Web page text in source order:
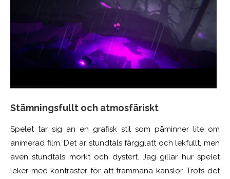
Stämningsfullt och atmosfäriskt
Spelet tar sig an en grafisk stil som påminner lite om
animerad film. Det är stundtals färgglatt och lekfullt, men
även stundtals mörkt och dystert. Jag gillar hur spelet
leker med kontraster för att frammana känslor. Trots det